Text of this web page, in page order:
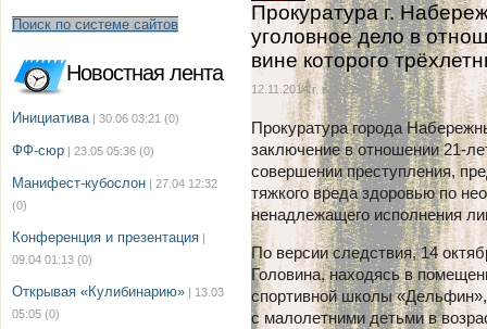
Поиск по системе сайтов
Новостная лента
Инициатива | 30.06 03:21 (0)
ФФ-сюр | 23.05 05:36 (0)
Манифест-кубослон | 27.04 12:32
(0)
Конференция и презентация |
09.04 01:13 (0)
Открывая «Кулибинарию» | 13.03
05:05 (0)
Прокуратура г.
уголовное дело в
вине которого
12.11.2014 г. в 16:39
Прокуратура города
заключение в отношении 21-
совершении преступления,
тяжкого вреда здоровью по
ненадлежащего исполнения
По версии следствия, 14
Головина, находясь в
спортивной школы
с малолетними детьми в